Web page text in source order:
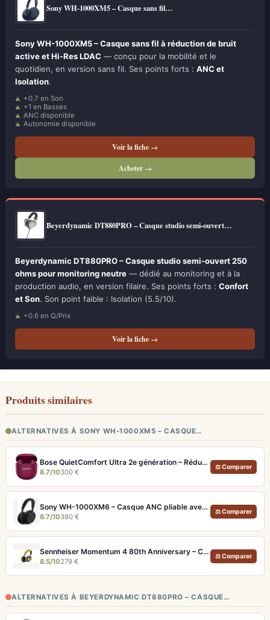
Sony WH-1000XM5 – Casque sans fil…
Sony WH-1000XM5 – Casque sans fil à réduction de bruit
active et Hi-Res LDAC — conçu pour la mobilité et le
quotidien, en version sans fil. Ses points forts : ANC et
Isolation.
+0.7 en Son
+1 en Basses
ANC disponible
Autonomie disponible
Voir la fiche →
Acheter →
Beyerdynamic DT880PRO – Casque studio semi-ouvert…
Beyerdynamic DT880PRO – Casque studio semi-ouvert 250
ohms pour monitoring neutre — dédié au monitoring et à la
production audio, en version filaire. Ses points forts : Confort
et Son. Son point faible : Isolation (5.5/10).
+0.6 en Q/Prix
Voir la fiche →
Produits similaires
ALTERNATIVES À SONY WH-1000XM5 – CASQUE…
Bose QuietComfort Ultra 2e génération – Réduction de bruit absolue et qualité d'appel IA
8.7/10300 €
⚖ Comparer
Sony WH-1000XM6 – Casque ANC pliable avec son amélioré et égaliseur réglable
8.7/10380 €
⚖ Comparer
Sennheiser Momentum 4 80th Anniversary – Casque Bluetooth édition limitée 60h
8.5/10279 €
⚖ Comparer
ALTERNATIVES À BEYERDYNAMIC DT880PRO – CASQUE…